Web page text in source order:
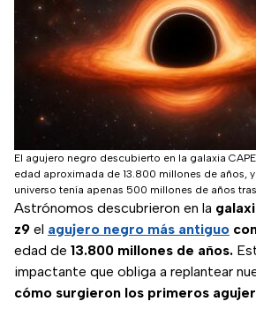
El agujero negro descubierto en la galaxia
edad aproximada de 13.800 millones de años,
universo tenía apenas 500 millones de años
Astrónomos descubrieron en la
z9 el agujero negro más antiguo
edad de 13.800 millones de años.
impactante que obliga a replantear
cómo surgieron los primeros